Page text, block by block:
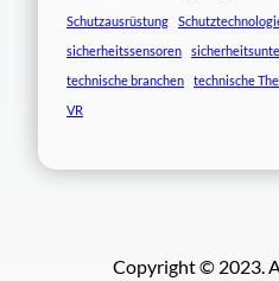
Schutzausrüstung
sicherheitssensoren
technische branchen
technische
VR
Copyright © 2023.